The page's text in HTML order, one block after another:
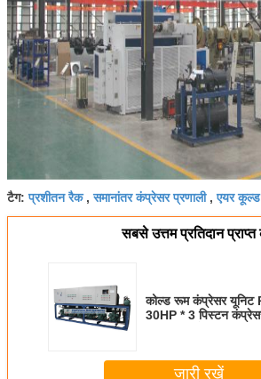
टैग:प्रशीतन रैक,समानांतर कंप्रेसर प्रणाली,एयर
सबसे उत्तम प्रतिदान
कोल्ड रूम कंप्रेसर
30HP * 3 पिस्टन
जारी रखें